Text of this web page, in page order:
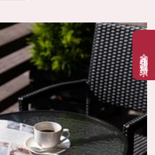
介護相談・資料請求